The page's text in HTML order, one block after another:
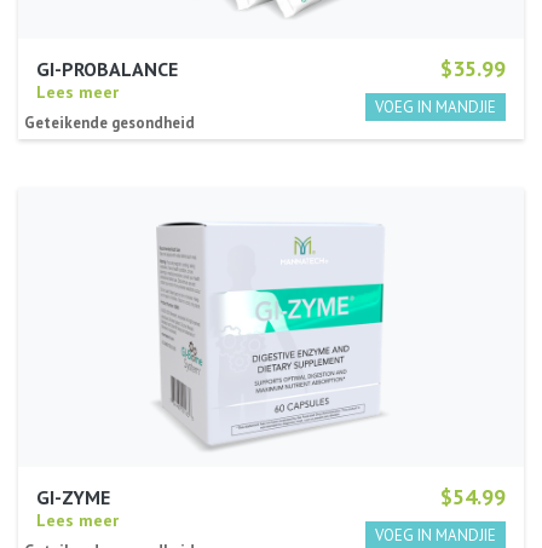
$35.99
GI-PROBALANCE
Lees meer
Geteikende gesondheid
$54.99
GI-ZYME
Lees meer